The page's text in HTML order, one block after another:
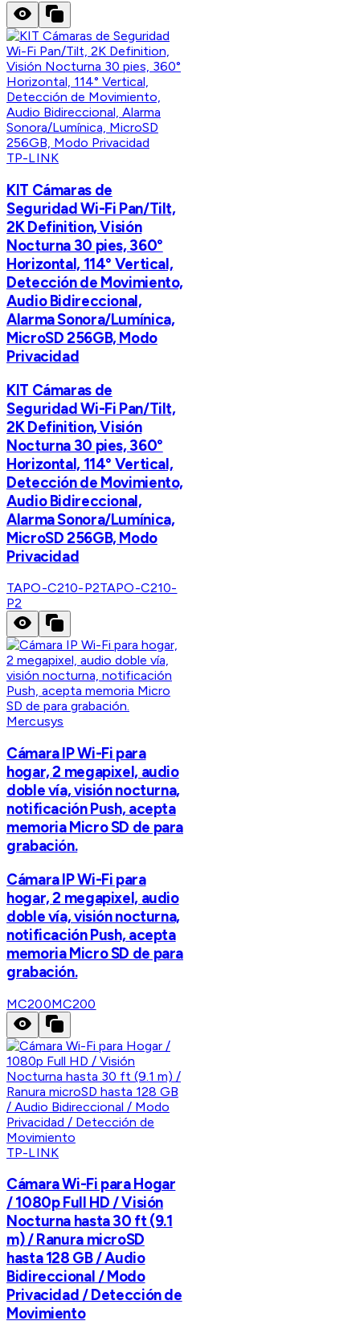
TP-LINK
KIT Cámaras de
Seguridad Wi-Fi Pan/Tilt,
2K Definition, Visión
Nocturna 30 pies, 360°
Horizontal, 114° Vertical,
Detección de Movimiento,
Audio Bidireccional,
Alarma Sonora/Lumínica,
MicroSD 256GB, Modo
Privacidad
KIT Cámaras de
Seguridad Wi-Fi Pan/Tilt,
2K Definition, Visión
Nocturna 30 pies, 360°
Horizontal, 114° Vertical,
Detección de Movimiento,
Audio Bidireccional,
Alarma Sonora/Lumínica,
MicroSD 256GB, Modo
Privacidad
TAPO-C210-P2TAPO-C210-
P2
Mercusys
Cámara IP Wi-Fi para
hogar, 2 megapixel, audio
doble vía, visión nocturna,
notificación Push, acepta
memoria Micro SD de para
grabación.
Cámara IP Wi-Fi para
hogar, 2 megapixel, audio
doble vía, visión nocturna,
notificación Push, acepta
memoria Micro SD de para
grabación.
MC200MC200
TP-LINK
Cámara Wi-Fi para Hogar
/ 1080p Full HD / Visión
Nocturna hasta 30 ft (9.1
m) / Ranura microSD
hasta 128 GB / Audio
Bidireccional / Modo
Privacidad / Detección de
Movimiento